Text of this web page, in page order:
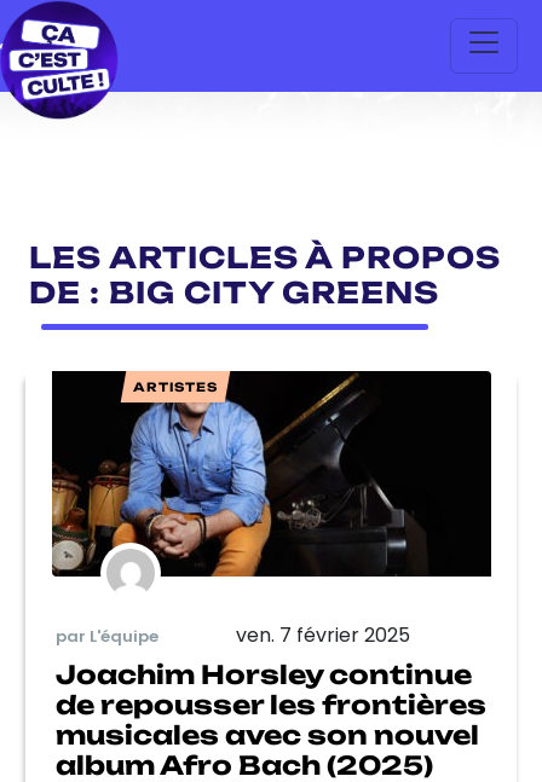
LES ARTICLES À PROPOS
DE : BIG CITY GREENS
ARTISTES
par L'équipe ven. 7 février 2025
Joachim Horsley continue
de repousser les frontières
musicales avec son nouvel
album Afro Bach (2025)